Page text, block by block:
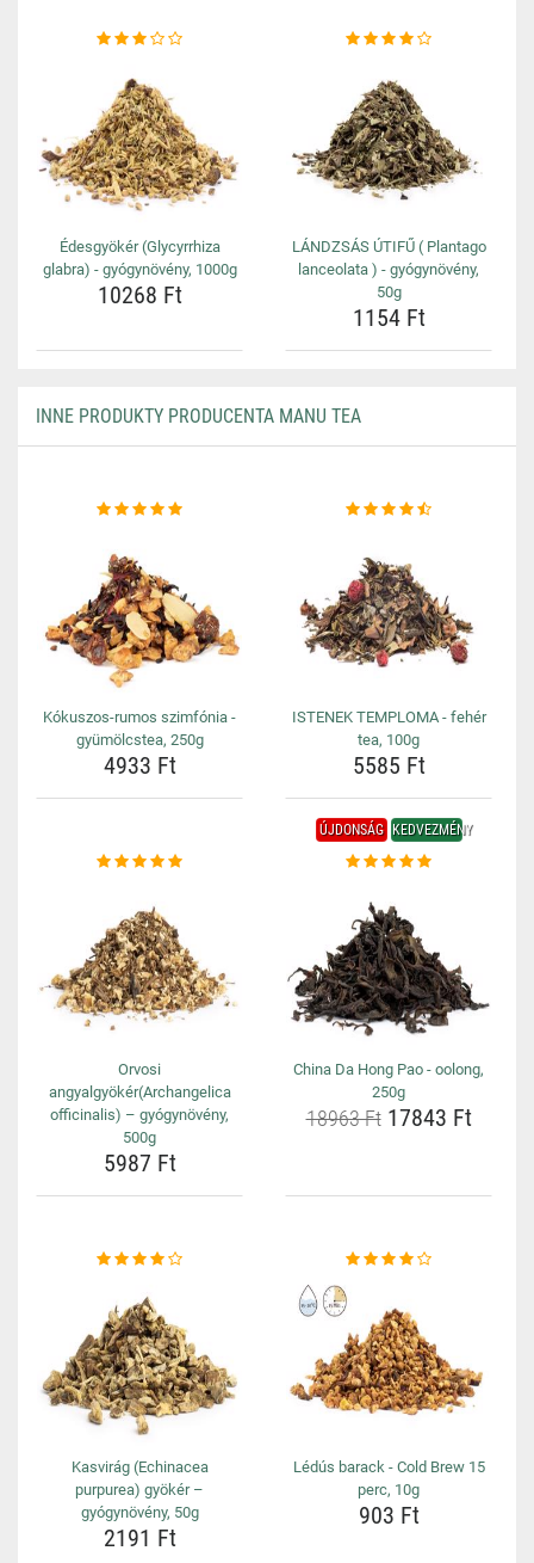
Édesgyökér (Glycyrrhiza
glabra) - gyógynövény, 1000g
10268 Ft
LÁNDZSÁS ÚTIFŰ ( Plantago
lanceolata ) - gyógynövény,
50g
1154 Ft
INNE PRODUKTY PRODUCENTA MANU TEA
Kókuszos-rumos szimfónia -
gyümölcstea, 250g
4933 Ft
ISTENEK TEMPLOMA - fehér
tea, 100g
5585 Ft
Orvosi
angyalgyökér(Archangelica
officinalis) – gyógynövény,
500g
5987 Ft
ÚJDONSÁG KEDVEZMÉNY
China Da Hong Pao - oolong,
250g
18963 Ft17843 Ft
Kasvirág (Echinacea
purpurea) gyökér –
gyógynövény, 50g
2191 Ft
Lédús barack - Cold Brew 15
perc, 10g
903 Ft